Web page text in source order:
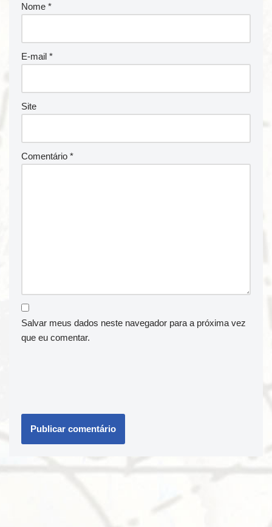
Nome *
E-mail *
Site
Comentário *
Salvar meus dados neste navegador para a próxima vez
que eu comentar.